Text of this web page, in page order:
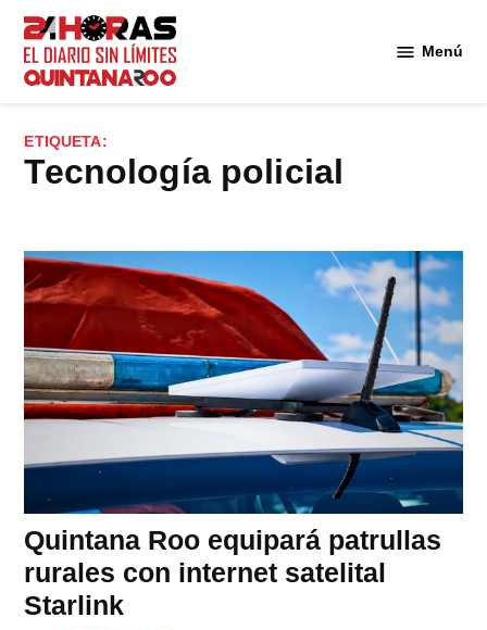
Saltar
contenido
Menú
ETIQUETA:
Tecnología policial
Quintana Roo equipará patrullas
rurales con internet satelital
Starlink